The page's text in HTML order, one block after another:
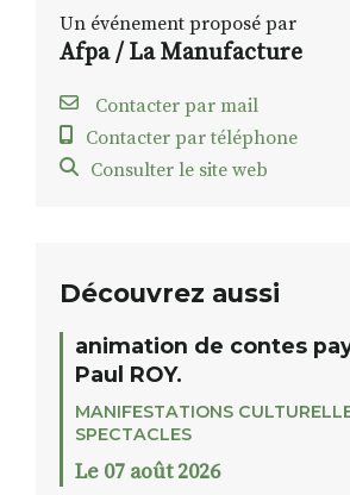
Un événement proposé par
Afpa / La Manufacture
Contacter par mail
Contacter par téléphone
Consulter le site web
Découvrez aussi
animation de contes
Paul ROY.
MANIFESTATIONS
SPECTACLES
Le 07 août 2026